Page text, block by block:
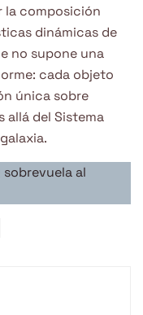
la composición
dinámicas de
no supone una
cada objeto
única sobre
allá del Sistema
al